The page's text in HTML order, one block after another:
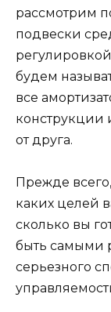
рассмотрим
подвески
будем
все
конструкции
от друга.
Прежде
каких целей
сколько вы
быть самыми
серьезного